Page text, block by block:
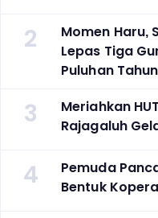
2
Momen Haru,
Lepas Tiga
Puluhan
3
Meriahkan
Rajagaluh
4
Pemuda
Bentuk